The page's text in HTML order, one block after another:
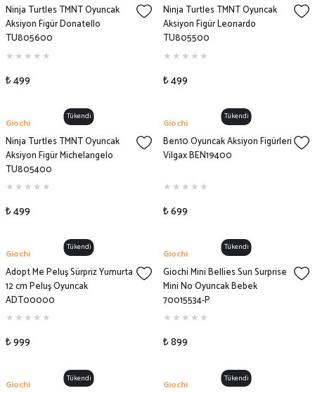
Ninja Turtles TMNT Oyuncak
Aksiyon Figür Donatello
TU805600
₺ 499
Ninja Turtles TMNT Oyuncak
Aksiyon Figür Leonardo
TU805500
₺ 499
Tükendi
Giochi
Ninja Turtles TMNT Oyuncak
Aksiyon Figür Michelangelo
TU805400
₺ 499
Tükendi
Giochi
Ben10 Oyuncak Aksiyon Figürleri
Vilgax BEN19400
₺ 699
Tükendi
Giochi
Adopt Me Peluş Sürpriz Yumurta
12 cm Peluş Oyuncak
ADT00000
₺ 999
Tükendi
Giochi
Giochi Mini Bellies Sun Surprise
Mini No Oyuncak Bebek
70015534-P
₺ 899
Tükendi
Giochi Tükendi
Giochi